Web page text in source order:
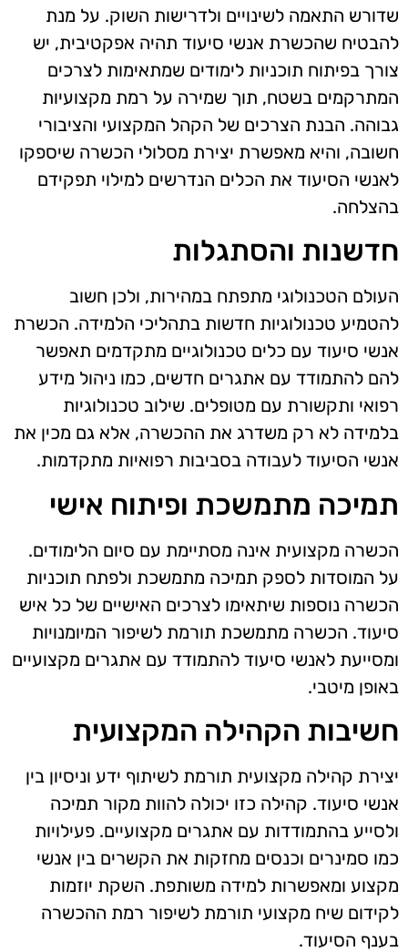
שדורש התאמה לשינויים ולדרישות השוק. על מנת
להבטיח שהכשרת אנשי סיעוד תהיה אפקטיבית, יש
צורך בפיתוח תוכניות לימודים שמתאימות לצרכים
המתרקמים בשטח, תוך שמירה על רמת מקצועיות
גבוהה. הבנת הצרכים של הקהל המקצועי והציבורי
חשובה, והיא מאפשרת יצירת מסלולי הכשרה שיספקו
לאנשי הסיעוד את הכלים הנדרשים למילוי תפקידם
בהצלחה.
חדשנות והסתגלות
העולם הטכנולוגי מתפתח במהירות, ולכן חשוב
להטמיע טכנולוגיות חדשות בתהליכי הלמידה. הכשרת
אנשי סיעוד עם כלים טכנולוגיים מתקדמים תאפשר
להם להתמודד עם אתגרים חדשים, כמו ניהול מידע
רפואי ותקשורת עם מטופלים. שילוב טכנולוגיות
בלמידה לא רק משדרג את ההכשרה, אלא גם מכין את
אנשי הסיעוד לעבודה בסביבות רפואיות מתקדמות.
תמיכה מתמשכת ופיתוח אישי
הכשרה מקצועית אינה מסתיימת עם סיום הלימודים.
על המוסדות לספק תמיכה מתמשכת ולפתח תוכניות
הכשרה נוספות שיתאימו לצרכים האישיים של כל איש
סיעוד. הכשרה מתמשכת תורמת לשיפור המיומנויות
ומסייעת לאנשי סיעוד להתמודד עם אתגרים מקצועיים
באופן מיטבי.
חשיבות הקהילה המקצועית
יצירת קהילה מקצועית תורמת לשיתוף ידע וניסיון בין
אנשי סיעוד. קהילה כזו יכולה להוות מקור תמיכה
ולסייע בהתמודדות עם אתגרים מקצועיים. פעילויות
כמו סמינרים וכנסים מחזקות את הקשרים בין אנשי
מקצוע ומאפשרות למידה משותפת. השקת יוזמות
לקידום שיח מקצועי תורמת לשיפור רמת ההכשרה
בענף הסיעוד.